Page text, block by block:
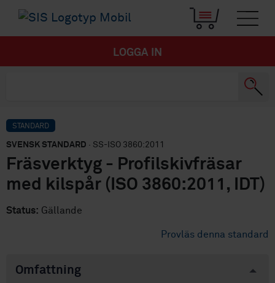
LOGGA IN
STANDARD
SVENSK STANDARD · SS-ISO 3860:2011
Fräsverktyg - Profilskivfräsar
med kilspår (ISO 3860:2011, IDT)
Status: Gällande
Provläs denna standard
Omfattning